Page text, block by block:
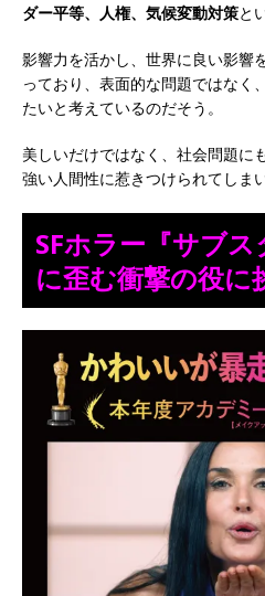
ダー平等、人権、気候変動対策と
影響力を活かし、世界に良い影響
っており、表面的な問題ではなく
たいと考えているのだそう。
美しいだけではなく、社会問題に
強い人間性に惹きつけられてしま
SFホラー『サブ
に歪む衝撃の役に